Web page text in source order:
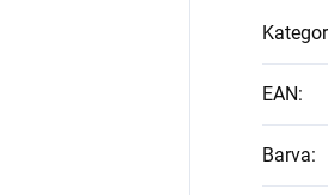
EAN:
Barva: